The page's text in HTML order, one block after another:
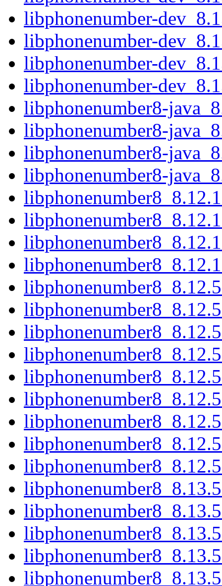
libphonenumber-
libphonenumber-
libphonenumber-
libphonenumber-
libphonenumber8-
libphonenumber8-
libphonenumber8-
libphonenumber8-